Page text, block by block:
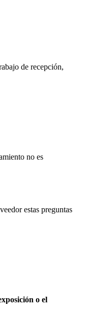
de recepción,
no es
estas preguntas
o el